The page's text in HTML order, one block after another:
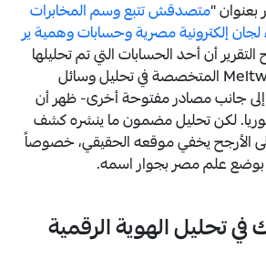
بعنوان "متصدقش تتبع وسم المخابرات
إلكترونية مصرية وحسابات وهمية ير
أن أحد الحسابات التي تم تحليلها
باستخدام أداة Meltwater المتخصصة في تحليل وسائل
إلى جانب مصادر مفتوحة أخرى- ظهر أن
لكن تحليل مضمون ما ينشره كشف
الأرجح يخفي موقعه الحقيقي، خصوصاً
بوضع علم مصر بجوار اسمه.
تحليل الهوية الرقمية